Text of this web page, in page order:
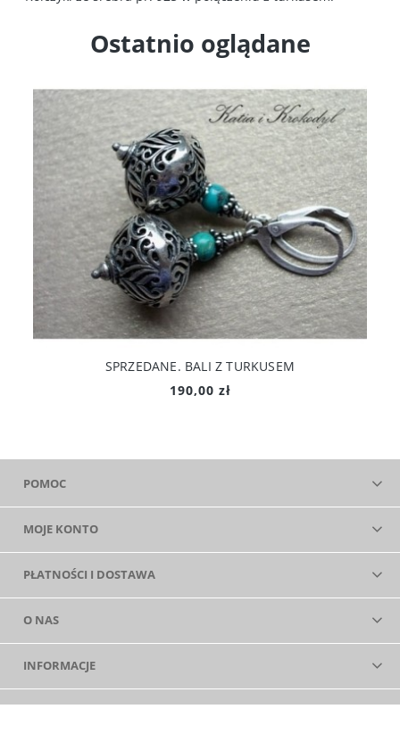
Ostatnio oglądane
SPRZEDANE. BALI Z TURKUSEM
190,00 zł
POMOC
MOJE KONTO
PŁATNOŚCI I DOSTAWA
O NAS
INFORMACJE